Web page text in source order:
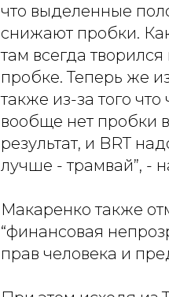
что выделенные
снижают пробки.
там всегда
пробке. Теперь же
также из-за того
вообще нет пробки
результат, и BRT
лучше - трамвай”, -
Макаренко также
“финансовая
прав человека и